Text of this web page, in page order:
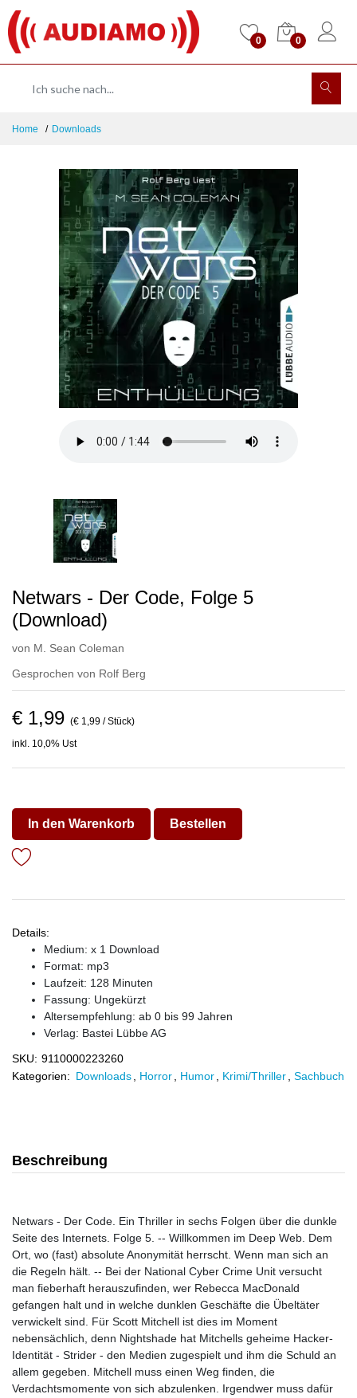
0 0
Home Downloads
Netwars - Der Code, Folge 5
(Download)
von M. Sean Coleman
Gesprochen von Rolf Berg
€ 1,99 (€ 1,99 / Stück)
inkl. 10,0% Ust
In den Warenkorb Bestellen
Details:
Medium: x 1 Download
Format: mp3
Laufzeit: 128 Minuten
Fassung: Ungekürzt
Altersempfehlung: ab 0 bis 99 Jahren
Verlag: Bastei Lübbe AG
SKU: 9110000223260
Kategorien: Downloads Horror Humor Krimi/Thriller Sachbuch
Beschreibung
Netwars - Der Code. Ein Thriller in sechs Folgen über die dunkle
Seite des Internets. Folge 5. -- Willkommen im Deep Web. Dem
Ort, wo (fast) absolute Anonymität herrscht. Wenn man sich an
die Regeln hält. -- Bei der National Cyber Crime Unit versucht
man fieberhaft herauszufinden, wer Rebecca MacDonald
gefangen halt und in welche dunklen Geschäfte die Übeltäter
verwickelt sind. Für Scott Mitchell ist dies im Moment
nebensächlich, denn Nightshade hat Mitchells geheime Hacker-
Identität - Strider - den Medien zugespielt und ihm die Schuld an
allem gegeben. Mitchell muss einen Weg finden, die
Verdachtsmomente von sich abzulenken. Irgendwer muss dafür